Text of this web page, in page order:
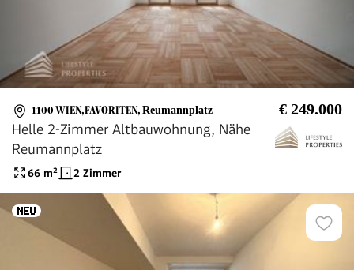
1100 WIEN,FAVORITEN, Reumannplatz € 249.000
Helle 2-Zimmer Altbauwohnung, Nähe
Reumannplatz
66 m² 2 Zimmer